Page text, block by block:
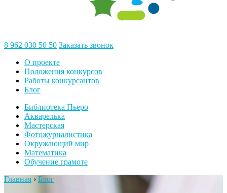
8 962 030 50 50 Заказать звонок
О проекте
Положения конкурсов
Работы конкурсантов
Блог
Библиотека Пьеро
Акварелька
Мастерская
Фотожурналистика
Окружающий мир
Математика
Обучение грамоте
Главная › Блог